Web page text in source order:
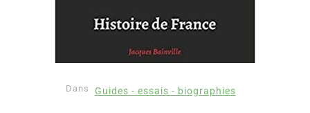
Dans Guides - essais - biographies